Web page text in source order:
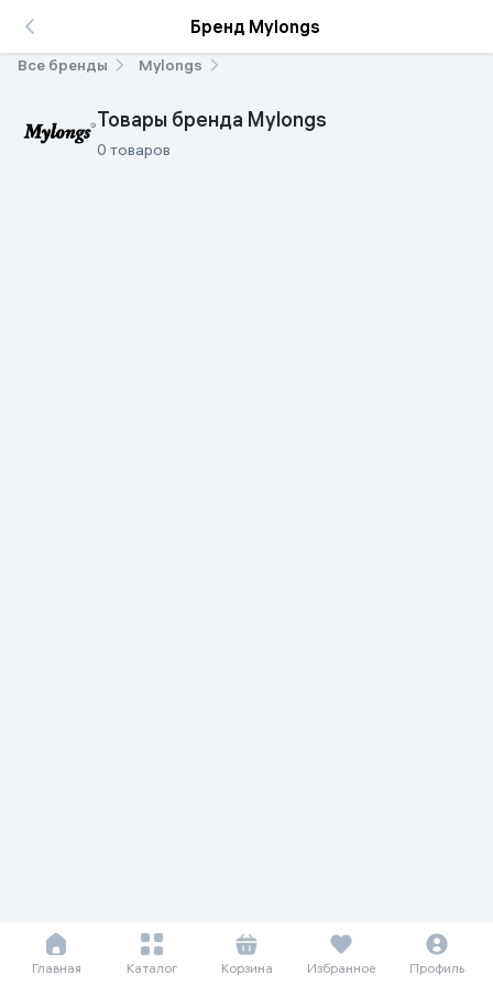
Бренд Mylongs
Все бренды Mylongs
Товары бренда Mylongs
0 товаров
Главная Каталог Корзина Избранное Профиль